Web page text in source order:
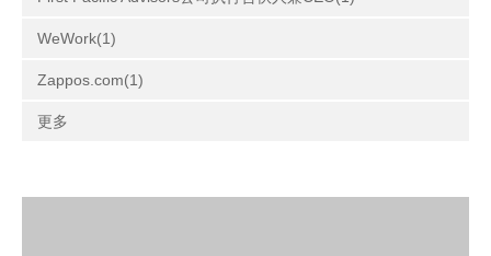
WeWork(1)
Zappos.com(1)
更多